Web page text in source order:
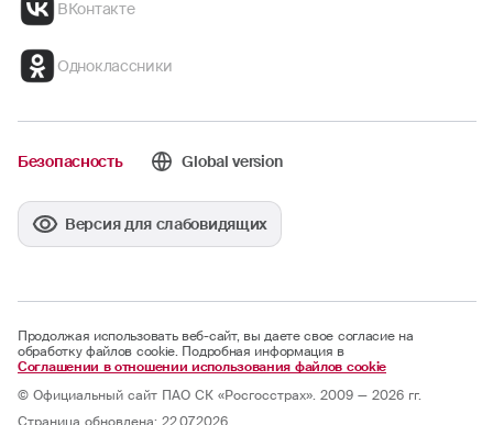
ВКонтакте
Одноклассники
Безопасность Global version
Версия для слабовидящих
Продолжая использовать веб-сайт, вы даете свое согласие на
обработку файлов cookie. Подробная информация в
Соглашении в отношении использования файлов cookie
© Официальный сайт ПАО СК «Росгосстрах». 2009 — 2026 гг.